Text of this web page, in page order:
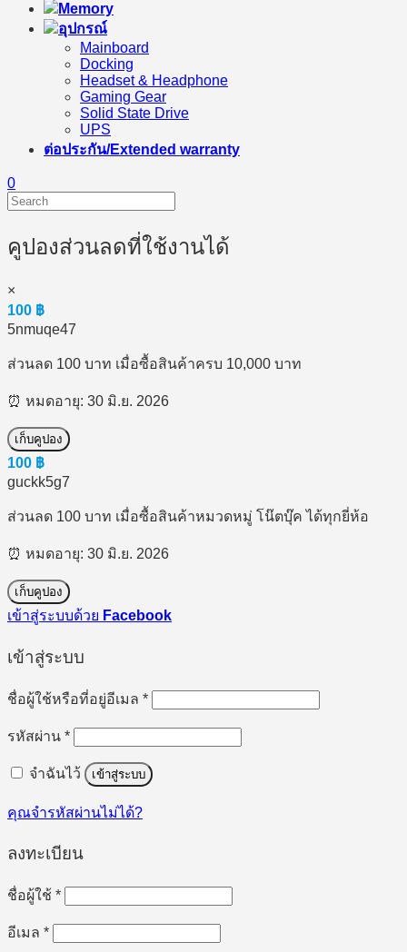
Memory
อุปกรณ์
Mainboard
Docking
Headset & Headphone
Gaming Gear
Solid State Drive
UPS
ต่อประกัน/Extended warranty
0
คูปองส่วนลดที่ใช้งานได้
×
100 ฿
5nmuqe47
ส่วนลด 100 บาท เมื่อซื้อสินค้าครบ 10,000 บาท
⏰ หมดอายุ: 30 มิ.ย. 2026
เก็บคูปอง
100 ฿
guckk5g7
ส่วนลด 100 บาท เมื่อซื้อสินค้าหมวดหมู่ โน๊ตบุ๊ค ได้ทุกยี่ห้อ
⏰ หมดอายุ: 30 มิ.ย. 2026
เก็บคูปอง
เข้าสู่ระบบด้วย Facebook
เข้าสู่ระบบ
ชื่อผู้ใช้หรือที่อยู่อีเมล *ต้องการ
รหัสผ่าน *ต้องการ
จำฉันไว้ เข้าสู่ระบบ
คุณจำรหัสผ่านไม่ได้?
ลงทะเบียน
ชื่อผู้ใช้ *ต้องการ
อีเมล *ต้องการ